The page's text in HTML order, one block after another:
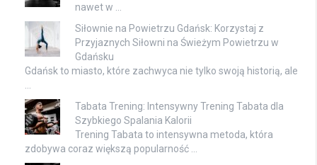
nawet w …
Siłownie na Powietrzu Gdańsk: Korzystaj z
Przyjaznych Siłowni na Świeżym Powietrzu w
Gdańsku
Gdańsk to miasto, które zachwyca nie tylko swoją historią, ale
…
Tabata Trening: Intensywny Trening Tabata dla
Szybkiego Spalania Kalorii
Trening Tabata to intensywna metoda, która
zdobywa coraz większą popularność …